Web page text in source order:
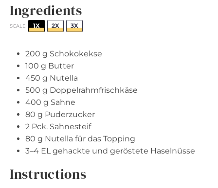
Ingredients
SCALE 1X 2X 3X
200 g Schokokekse
100 g Butter
450 g Nutella
500 g Doppelrahmfrischkäse
400 g Sahne
80 g Puderzucker
2 Pck. Sahnesteif
80 g Nutella für das Topping
3–4 EL gehackte und geröstete Haselnüsse
Instructions